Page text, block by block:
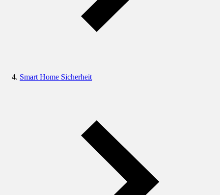
Smart Home Sicherheit